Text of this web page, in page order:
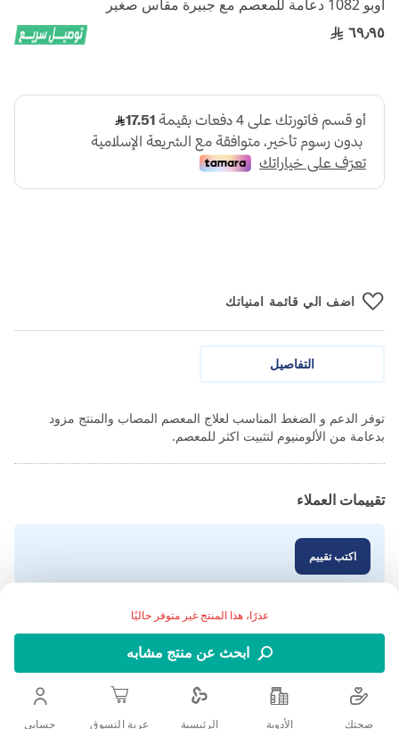
اوبو 1082 دعامة للمعصم مع جبيرة مقاس صغير
٦٩٫٩٥
عذرًا، هذا المنتج غير متوفر حاليًا
ابحث عن منتج مشابه
اضف الي قائمة امنياتك
الصور
التفاصيل
توفر الدعم و الضغط المناسب لعلاج المعصم المصاب والمنتج مزود
بدعامة من الألومنيوم لتثبيت اكثر للمعصم.
تقييمات العملاء
اكتب تقييم
صحتك الأدوية الرئيسية عربة التسوق حسابى